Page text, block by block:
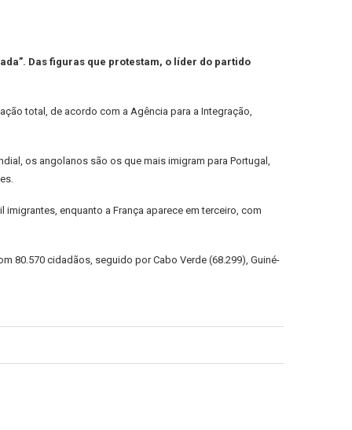
Das figuras que protestam, o líder do partido
total, de acordo com a Agência para a Integração,
os angolanos são os que mais imigram para Portugal,
enquanto a França aparece em terceiro, com
80.570 cidadãos, seguido por Cabo Verde (68.299), Guiné-